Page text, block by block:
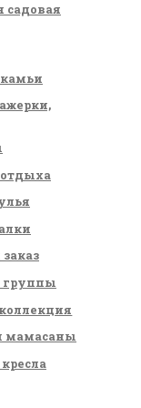
садовая
группы
мамасаны